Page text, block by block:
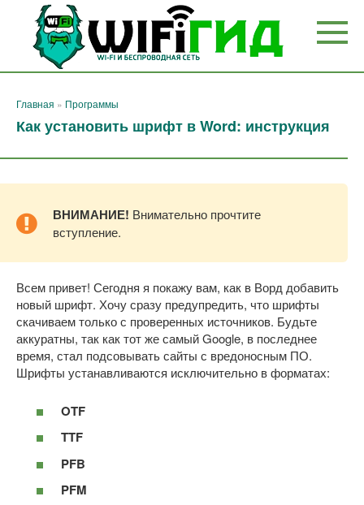
Перейти
контенту
Главная » Программы
Как установить шрифт в Word: инструкция
ВНИМАНИЕ! Внимательно прочтите
вступление.
Всем привет! Сегодня я покажу вам, как в Ворд добавить
новый шрифт. Хочу сразу предупредить, что шрифты
скачиваем только с проверенных источников. Будьте
аккуратны, так как тот же самый Google, в последнее
время, стал подсовывать сайты с вредоносным ПО.
Шрифты устанавливаются исключительно в форматах:
OTF
TTF
PFB
PFM